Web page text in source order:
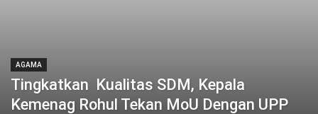
AGAMA
Tingkatkan Kualitas SDM, Kepala
Kemenag Rohul Tekan MoU Dengan UPP